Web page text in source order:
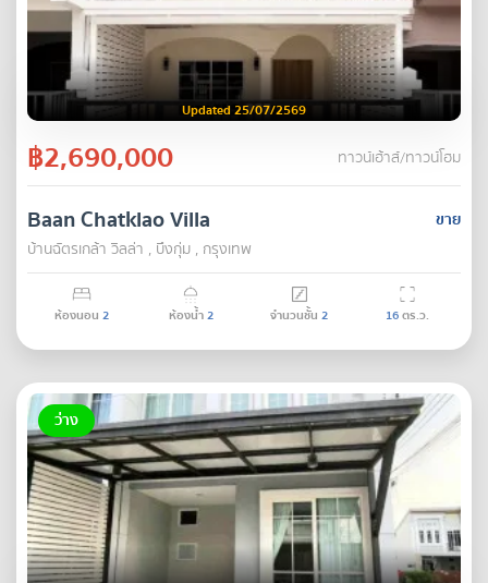
Updated 25/07/2569
฿2,690,000 ทาวน์เฮ้าส์/ทาวน์โฮม
ขาย
Baan Chatklao Villa
บ้านฉัตรเกล้า วิลล่า , บึงกุ่ม , กรุงเทพ
ห้องนอน 2 ห้องน้ำ2 จำนวนชั้น 2 16ตร.ว.
ว่าง